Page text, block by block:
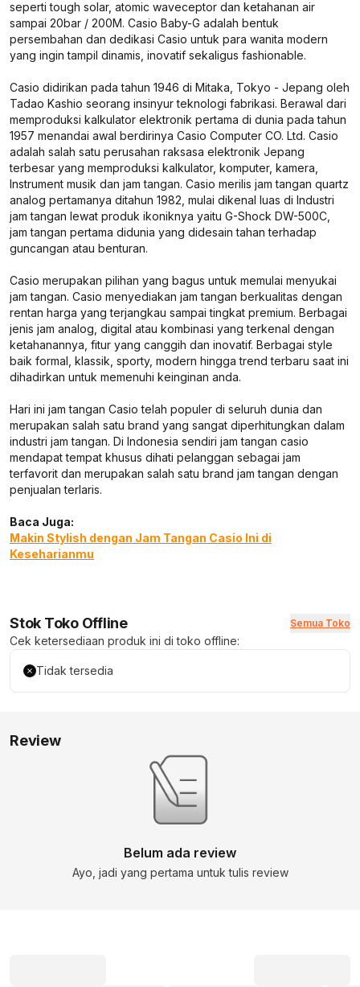
seperti tough solar, atomic waveceptor dan ketahanan air
sampai 20bar / 200M. Casio Baby-G adalah bentuk
persembahan dan dedikasi Casio untuk para wanita modern
yang ingin tampil dinamis, inovatif sekaligus fashionable.
Casio didirikan pada tahun 1946 di Mitaka, Tokyo - Jepang oleh
Tadao Kashio seorang insinyur teknologi fabrikasi. Berawal dari
memproduksi kalkulator elektronik pertama di dunia pada tahun
1957 menandai awal berdirinya Casio Computer CO. Ltd. Casio
adalah salah satu perusahan raksasa elektronik Jepang
terbesar yang memproduksi kalkulator, komputer, kamera,
Instrument musik dan jam tangan. Casio merilis jam tangan quartz
analog pertamanya ditahun 1982, mulai dikenal luas di Industri
jam tangan lewat produk ikoniknya yaitu G-Shock DW-500C,
jam tangan pertama didunia yang didesain tahan terhadap
guncangan atau benturan.
Casio merupakan pilihan yang bagus untuk memulai menyukai
jam tangan. Casio menyediakan jam tangan berkualitas dengan
rentan harga yang terjangkau sampai tingkat premium. Berbagai
jenis jam analog, digital atau kombinasi yang terkenal dengan
ketahanannya, fitur yang canggih dan inovatif. Berbagai style
baik formal, klassik, sporty, modern hingga trend terbaru saat ini
dihadirkan untuk memenuhi keinginan anda.
Hari ini jam tangan Casio telah populer di seluruh dunia dan
merupakan salah satu brand yang sangat diperhitungkan dalam
industri jam tangan. Di Indonesia sendiri jam tangan casio
mendapat tempat khusus dihati pelanggan sebagai jam
terfavorit dan merupakan salah satu brand jam tangan dengan
penjualan terlaris.
Baca Juga:
Makin Stylish dengan Jam Tangan Casio Ini di
Keseharianmu
Stok Toko Offline Semua Toko
Cek ketersediaan produk ini di toko offline:
Tidak tersedia
Review
Belum ada review
Ayo, jadi yang pertama untuk tulis review